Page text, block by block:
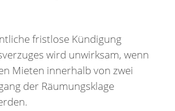
fristlose Kündigung
wird unwirksam, wenn
Mieten innerhalb von zwei
der Räumungsklage